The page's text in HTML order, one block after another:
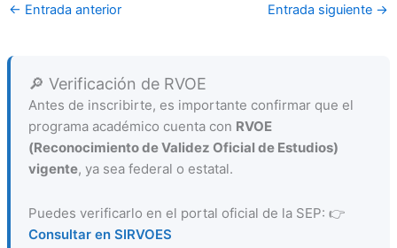
← Entrada anterior Entrada siguiente →
🔎 Verificación de RVOE
Antes de inscribirte, es importante confirmar que el
programa académico cuenta con RVOE
(Reconocimiento de Validez Oficial de Estudios)
vigente, ya sea federal o estatal.
Puedes verificarlo en el portal oficial de la SEP: 👉
Consultar en SIRVOES